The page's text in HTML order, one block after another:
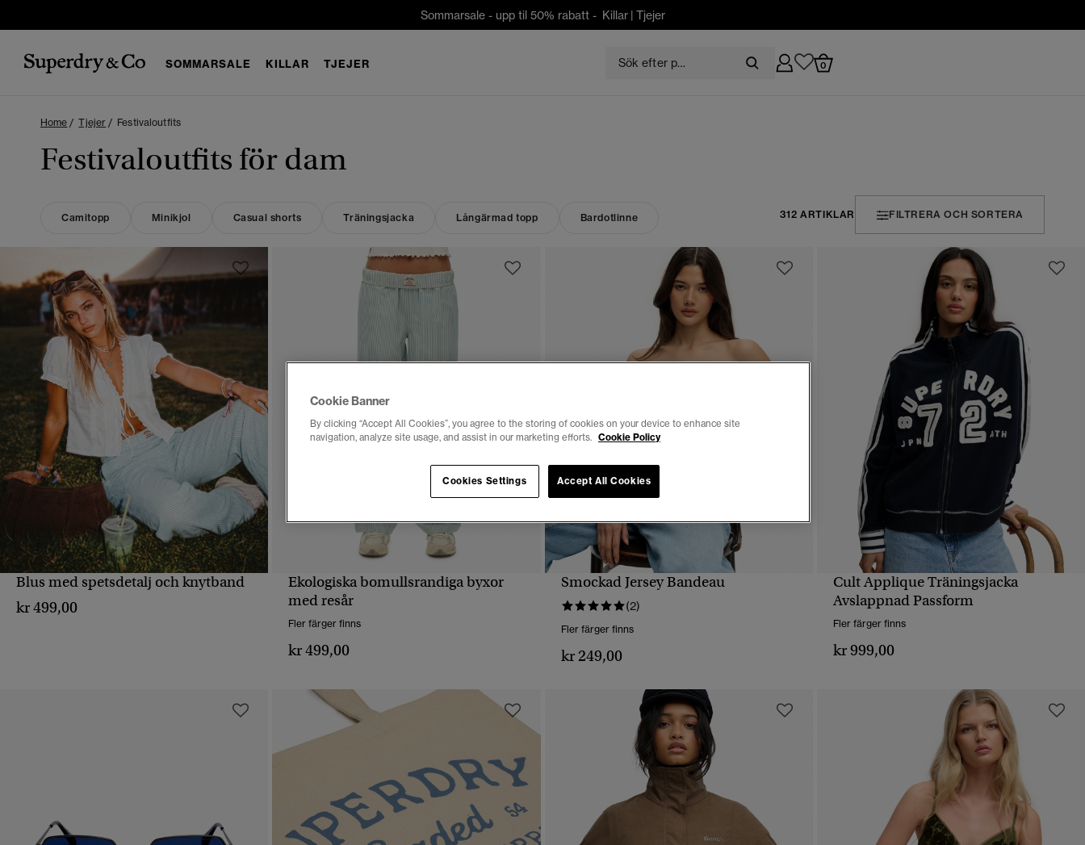
Sommarsale - upp til 50% rabatt - Killar| Tjejer
SOMMARSALE KILLAR TJEJER 0
Home Tjejer Festivaloutfits
Festivaloutfits för dam
Camitopp Minikjol Casual shorts Träningsjacka Långärmad topp Bardotlinne 312 ARTIKLAR FILTRERA OCH SORTERA
SNABBVY
Blus med spetsdetalj och knytband
kr 499,00
Ekologiska bomullsrandiga byxor
med resår
Fler färger finns
kr 499,00
SNABBVY
Smockad Jersey Bandeau
(2)
Fler färger finns
kr 249,00
SNABBVY
Cult Applique Träningsjacka
Avslappnad Passform
Fler färger finns
kr 999,00
Cookie Banner
By clicking “Accept All Cookies”, you agree to the storing of cookies on your device to enhance site
navigation, analyze site usage, and assist in our marketing efforts. Cookie Policy
Accept All Cookies
Cookies Settings